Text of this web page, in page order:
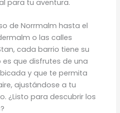
para tu aventura.
de Norrmalm hasta el
o las calles
cada barrio tiene su
que disfrutes de una
y que te permita
ajustándose a tu
¿Listo para descubrir los